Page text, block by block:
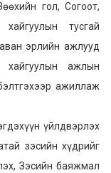
гол, Согоот,
тусгай
эрлийн ажлууд
ажлын
ажиллаж
үйлдвэрлэх
зэсийн хүдрийг
Зэсийн баяжмал